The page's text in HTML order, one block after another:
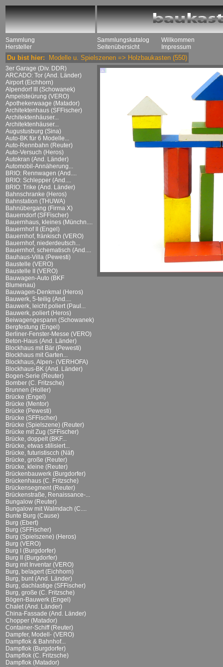
Sammlung
Hersteller
Sammlungskatalog
Seitenübersicht
Willkommen
Impressum
Du bist hier: Modelle u. Spielszenen => Holzbaukasten (550)
3er Garage (Div. DDR)
ARCADO: Tor (And. Länder)
Airport (Eichhorn)
Alpendorf III (Schowanek)
Ampelsteürung (VERO)
Apothekerwaage (Matador)
Architektenhaus (SFFischer)
Architektenhäuser...
Architektenhäuser...
Augustusburg (Sina)
Auto-BK für 6 Modelle...
Auto-Rennbahn (Reuter)
Auto-Versuch (Heros)
Autokran (And. Länder)
Automobil-Annäherung...
BRIO: Rennwagen (And....
BRIO: Schlepper (And....
BRIO: Trike (And. Länder)
Bahnschranke (Heros)
Bahnstation (THUWA)
Bahnübergang (Firma X)
Bauerndorf (SFFischer)
Bauernhaus, kleines (Münchn....
Bauernhof II (Engel)
Bauernhof, fränkisch (VERO)
Bauernhof, niederdeutsch...
Bauernhof, schematisch (And....
Bauhaus-Villa (Pewesti)
Baustelle (VERO)
Baustelle II (VERO)
Bauwagen-Auto (BKF
Blumenau)
Bauwagen-Denkmal (Heros)
Bauwerk, 5-teilig (And....
Bauwerk, leicht poliert (Paul...
Bauwerk, poliert (Heros)
Beiwagengespann (Schowanek)
Bergfestung (Engel)
Berliner-Fenster-Messe (VERO)
Beton-Haus (And. Länder)
Blockhaus mit Bär (Pewesti)
Blockhaus mit Garten...
Blockhaus, Alpen- (VERHOFA)
Blockhaus-BK (And. Länder)
Bogen-Serie (Reuter)
Bomber (C. Fritzsche)
Brunnen (Holler)
Brücke (Engel)
Brücke (Mentor)
Brücke (Pewesti)
Brücke (SFFischer)
Brücke (Spielszene) (Reuter)
Brücke mit Zug (SFFischer)
Brücke, doppelt (BKF...
Brücke, etwas stilisiert...
Brücke, futuristiscch (Näf)
Brücke, große (Reuter)
Brücke, kleine (Reuter)
Brückenbauwerk (Burgdorfer)
Brückenhaus (C. Fritzsche)
Brückensegment (Reuter)
Brückenstraße, Renaissance-...
Bungalow (Reuter)
Bungalow mit Walmdach (C....
Bunte Burg (Cause)
Burg (Ebert)
Burg (SFFischer)
Burg (Spielszene) (Heros)
Burg (VERO)
Burg I (Burgdorfer)
Burg II (Burgdorfer)
Burg mit Inventar (VERO)
Burg, belagert (Eichhorn)
Burg, bunt (And. Länder)
Burg, dachlastige (SFFischer)
Burg, große (C. Fritzsche)
Bögen-Bauwerk (Engel)
Chalet (And. Länder)
China-Fassade (And. Länder)
Chopper (Matador)
Container-Schiff (Reuter)
Dampfer, Modell- (VERO)
Dampflok & Bahnhof...
Dampflok (Burgdorfer)
Dampflok (C. Fritzsche)
Dampflok (Matador)